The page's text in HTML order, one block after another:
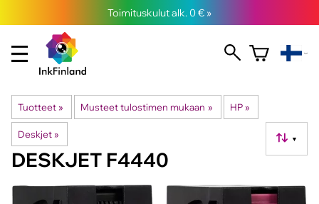
Toimituskulut alk. 0 € »
Tuotteet ‪» Musteet tulostimen mukaan ‪» HP ‪»
Deskjet ‪» ▼
DESKJET F4440